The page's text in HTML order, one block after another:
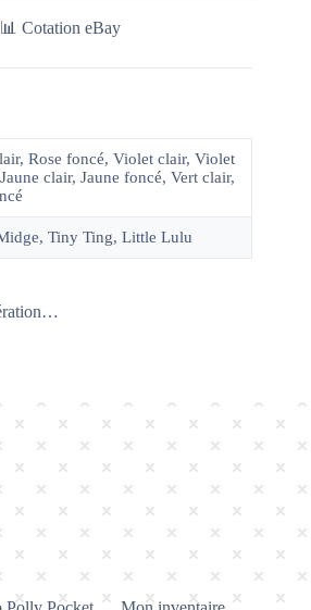
📊 Cotation eBay
Rose foncé, Violet clair, Violet
clair, Jaune foncé, Vert clair,
Tiny Ting, Little Lulu